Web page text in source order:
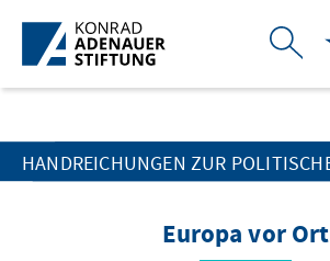
Skip to Main Content
Europa vor Ort